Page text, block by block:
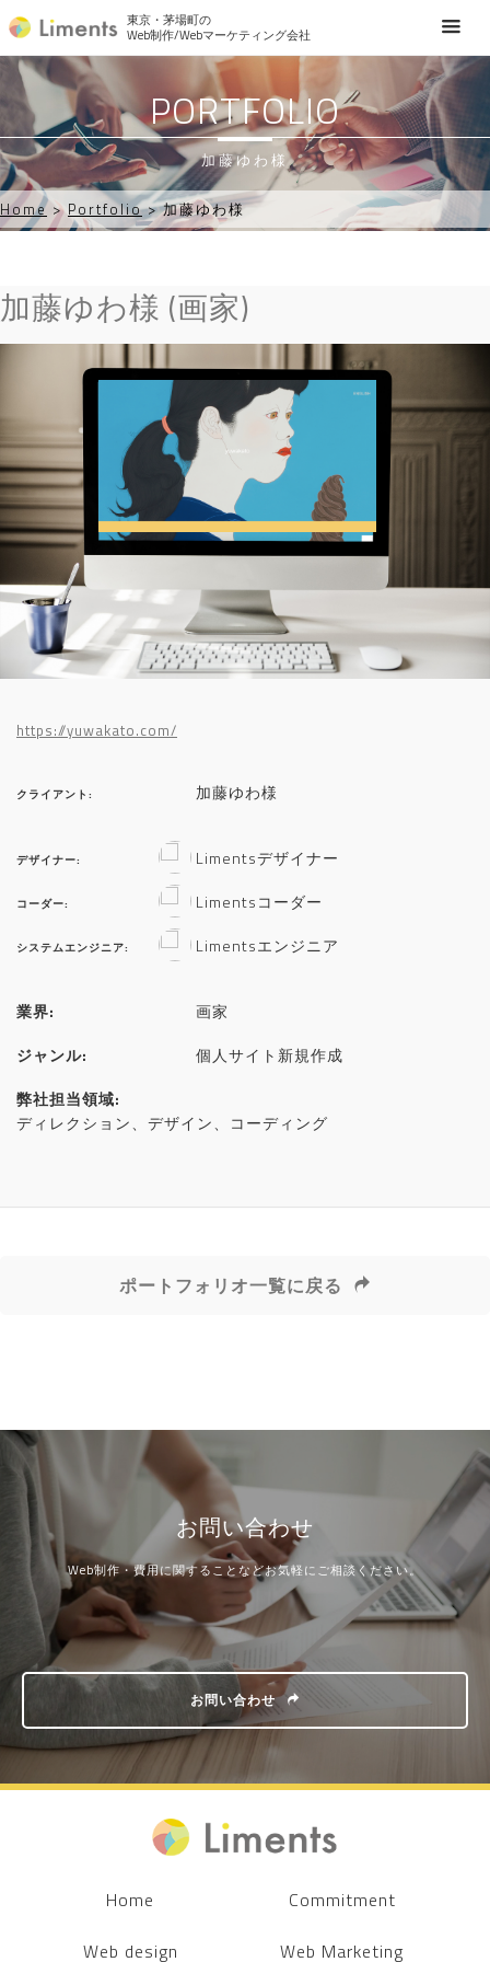
東京・茅場町の
Web制作/Webマーケティング会社
PORTFOLIO
加藤ゆわ様
Home> Portfolio>加藤ゆわ様
加藤ゆわ様 (画家)
https://yuwakato.com/
クライアント: 加藤ゆわ様
デザイナー: Limentsデザイナー
コーダー: Limentsコーダー
システムエンジニア: Limentsエンジニア
業界:
画家
ジャンル:
個人サイト新規作成
弊社担当領域:
ディレクション、デザイン、コーディング
ポートフォリオ一覧に戻る
お問い合わせ
Web制作・費用に関することなどお気軽にご相談ください。
お問い合わせ
Home
Commitment
Web design
Web Marketing